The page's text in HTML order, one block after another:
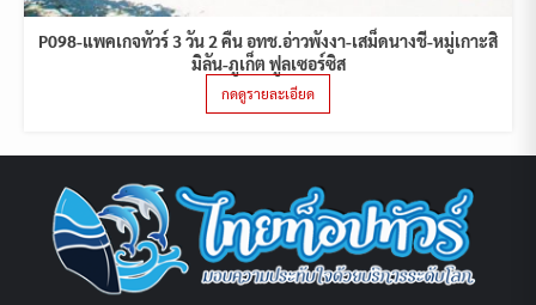
P098-แพคเกจทัวร์ 3 วัน 2 คืน อทช.อ่าวพังงา-เสม็ดนางชี-หมู่เกาะสิ
มิลัน-ภูเก็ต ฟูลเซอร์ซิส
กดดูรายละเอียด